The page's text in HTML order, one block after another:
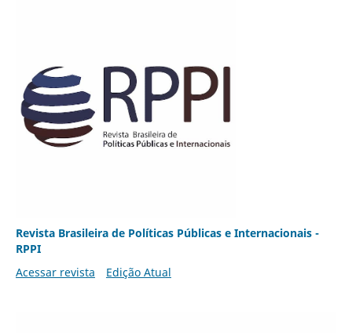
Revista Brasileira de Políticas Públicas e Internacionais -
RPPI
Acessar revista
Edição Atual